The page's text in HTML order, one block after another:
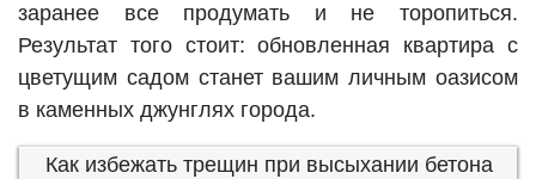
заранее все продумать и не торопиться.
Результат того стоит: обновленная квартира с
цветущим садом станет вашим личным оазисом
в каменных джунглях города.
Как избежать трещин при высыхании бетона